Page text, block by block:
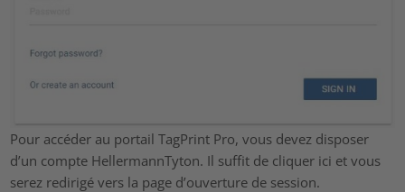
Pour accéder au portail TagPrint Pro, vous devez disposer
d’un compte HellermannTyton. Il suffit de cliquer ici et vous
serez redirigé vers la page d’ouverture de session.